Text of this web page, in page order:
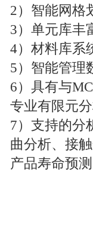
2）智能网格
3）单元库丰
4）材料库系
5）智能管理
6）具有与
专业有限元
7）支持的分
曲分析、接
产品寿命预